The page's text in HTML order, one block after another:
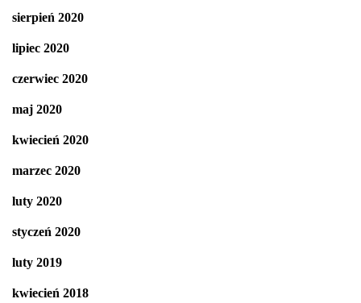
sierpień 2020
lipiec 2020
czerwiec 2020
maj 2020
kwiecień 2020
marzec 2020
luty 2020
styczeń 2020
luty 2019
kwiecień 2018